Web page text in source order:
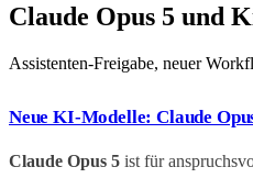
Claude Opus 5 und
Assistenten-Freigabe, neuer
Neue KI-Modelle: Claude
Claude Opus 5 ist für